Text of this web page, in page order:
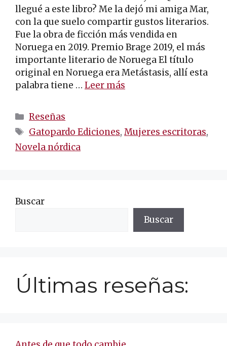
llegué a este libro? Me la dejó mi amiga Mar,
con la que suelo compartir gustos literarios.
Fue la obra de ficción más vendida en
Noruega en 2019. Premio Brage 2019, el más
importante literario de Noruega El título
original en Noruega era Metástasis, allí esta
palabra tiene … Leer más
Categorías
Reseñas
Etiquetas
Gatopardo Ediciones,Mujeres escritoras,
Novela nórdica
Buscar
Buscar
Últimas reseñas: